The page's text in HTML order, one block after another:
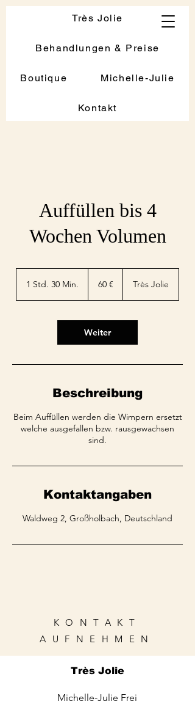
Très Jolie
Behandlungen & Preise
Boutique Michelle-Julie
Kontakt
Auffüllen bis 4
Wochen Volumen
1 Std. 30 Min.
d
0
i
.
60 € Très Jolie
Weiter
Beschreibung
Beim Auffüllen werden die Wimpern ersetzt
welche ausgefallen bzw. rausgewachsen
sind.
Kontaktangaben
Waldweg 2, Großholbach, Deutschland
KONTAKT
AUFNEHMEN
Très Jolie
Michelle-Julie Frei